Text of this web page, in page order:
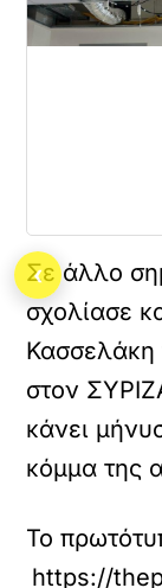
Σε άλλο
σχολίασε
Κασσελάκη
στον
κάνει
κόμμα της
Το
https://
‹